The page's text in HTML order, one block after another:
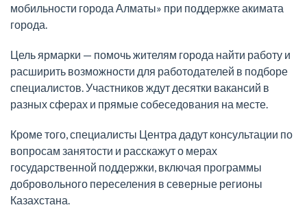
мобильности города Алматы» при поддержке акимата
города.
Цель ярмарки — помочь жителям города найти работу и
расширить возможности для работодателей в подборе
специалистов. Участников ждут десятки вакансий в
разных сферах и прямые собеседования на месте.
Кроме того, специалисты Центра дадут консультации по
вопросам занятости и расскажут о мерах
государственной поддержки, включая программы
добровольного переселения в северные регионы
Казахстана.